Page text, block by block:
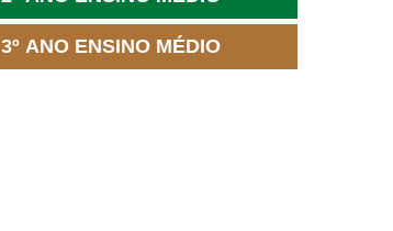
3º ANO ENSINO MÉDIO